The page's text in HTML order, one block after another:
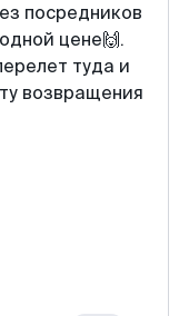
посредников
цене🙌.
туда и
возвращения